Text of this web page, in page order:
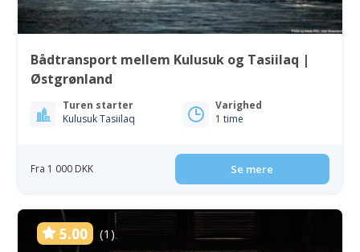
Bådtransport mellem Kulusuk og Tasiilaq |
Østgrønland
Turen starter
Kulusuk Tasiilaq
Varighed
1 time
Fra 1 000 DKK Se mere
5.00 (1)